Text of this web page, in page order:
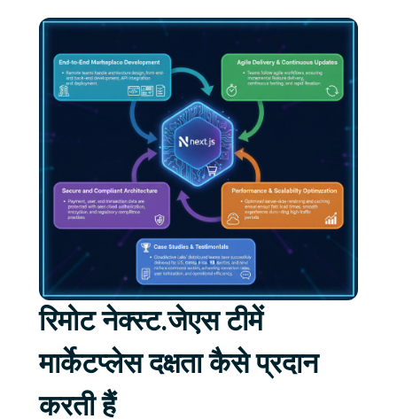
रिमोट नेक्स्ट.जेएस टीमें
मार्केटप्लेस दक्षता कैसे प्रदान
करती हैं